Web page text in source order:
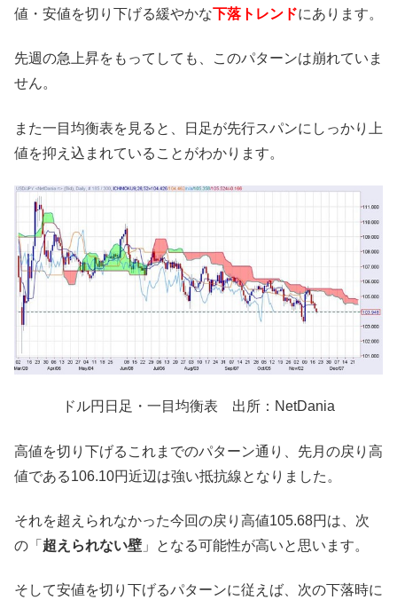
値・安値を切り下げる緩やかな下落トレンドにあります。
先週の急上昇をもってしても、このパターンは崩れていま
せん。
また一目均衡表を見ると、日足が先行スパンにしっかり上
値を抑え込まれていることがわかります。
ドル円日足・一目均衡表 出所：NetDania
高値を切り下げるこれまでのパターン通り、先月の戻り高
値である106.10円近辺は強い抵抗線となりました。
それを超えられなかった今回の戻り高値105.68円は、次
の「 超えられない壁 」となる可能性が高いと思います。
そして安値を切り下げるパターンに従えば、次の下落時に